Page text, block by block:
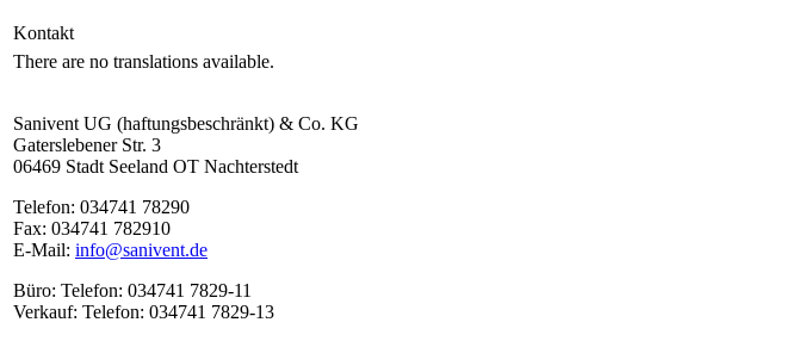
Kontakt
There are no translations available.
Sanivent UG (haftungsbeschränkt) & Co. KG
Gaterslebener Str. 3
06469 Stadt Seeland OT Nachterstedt
Telefon: 034741 78290
Fax: 034741 782910
E-Mail: info@sanivent.de
Büro: Telefon: 034741 7829-11
Verkauf: Telefon: 034741 7829-13